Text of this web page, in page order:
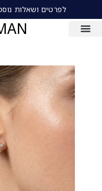
לפרטים ושאלות נוספות